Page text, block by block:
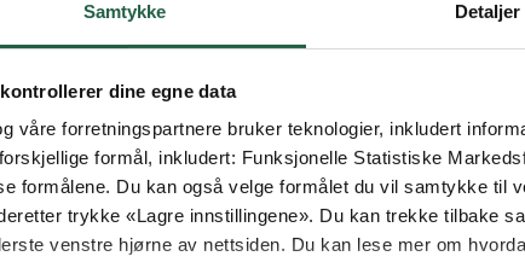
Samtykke Detaljer
dine egne data
våre forretningspartnere bruker teknologier, inkludert
formål, inkludert: Funksjonelle Statistiske
formålene. Du kan også velge formålet du vil samtykke til
trykke «Lagre innstillingene». Du kan trekke tilbake
venstre hjørne av nettsiden. Du kan lese mer om